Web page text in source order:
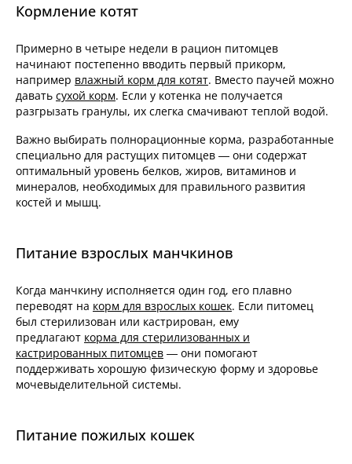
Кормление котят
Примерно в четыре недели в рацион питомцев
начинают постепенно вводить первый прикорм,
например влажный корм для котят. Вместо паучей можно
давать сухой корм. Если у котенка не получается
разгрызать гранулы, их слегка смачивают теплой водой.
Важно выбирать полнорационные корма, разработанные
специально для растущих питомцев — они содержат
оптимальный уровень белков, жиров, витаминов и
минералов, необходимых для правильного развития
костей и мышц.
Питание взрослых манчкинов
Когда манчкину исполняется один год, его плавно
переводят на корм для взрослых кошек. Если питомец
был стерилизован или кастрирован, ему
предлагают корма для стерилизованных и
кастрированных питомцев — они помогают
поддерживать хорошую физическую форму и здоровье
мочевыделительной системы.
Питание пожилых кошек